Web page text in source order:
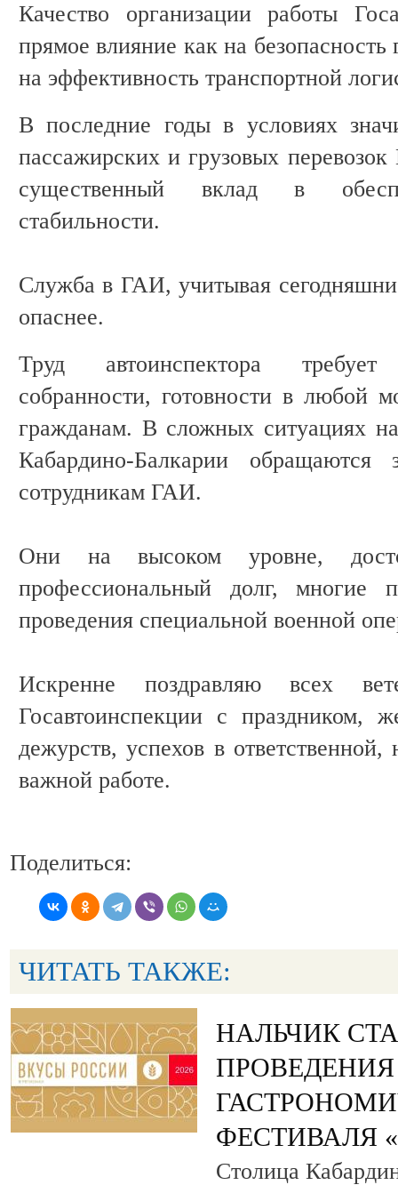
Качество организации работы
прямое влияние как на
на эффективность транспортной
В последние годы в условиях
пассажирских и грузовых перевозок
существенный вклад в
стабильности.
Служба в ГАИ, учитывая
опаснее.
Труд автоинспектора
собранности, готовности в любой
гражданам. В сложных ситуациях
Кабардино-Балкарии
сотрудникам ГАИ.
Они на высоком уровне,
профессиональный долг, многие
проведения специальной военной
Искренне поздравляю всех
Госавтоинспекции с праздником,
дежурств, успехов в
важной работе.
Поделиться:
ЧИТАТЬ ТАКЖЕ:
НАЛЬЧИК
ПРОВЕДЕНИЯ
ФЕСТИВАЛЯ
Столица